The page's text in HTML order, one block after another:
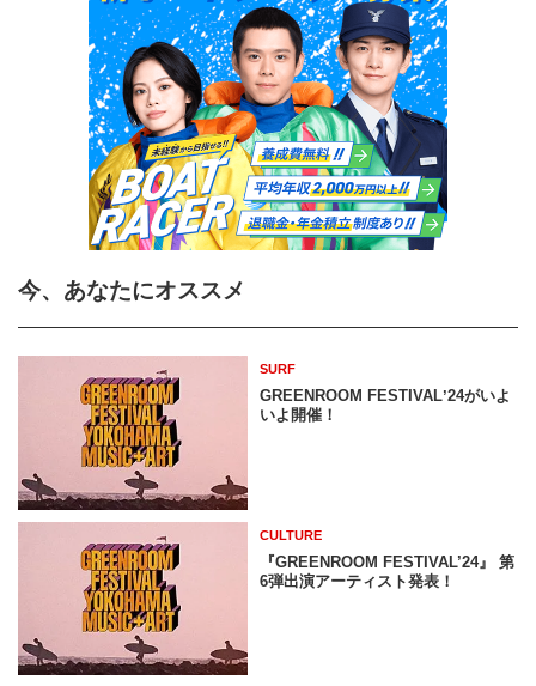
今、あなたにオススメ
SURF
GREENROOM FESTIVALʼ24がいよ
いよ開催！
CULTURE
『GREENROOM FESTIVAL’24』 第
6弾出演アーティスト発表！